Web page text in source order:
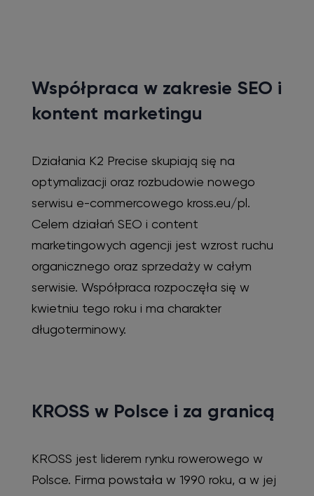
Współpraca w zakresie SEO i
kontent marketingu
Działania K2 Precise skupiają się na
optymalizacji oraz rozbudowie nowego
serwisu e-commercowego kross.eu/pl.
Celem działań SEO i content
marketingowych agencji jest wzrost ruchu
organicznego oraz sprzedaży w całym
serwisie. Współpraca rozpoczęła się w
kwietniu tego roku i ma charakter
długoterminowy.
KROSS w Polsce i za granicą
KROSS jest liderem rynku rowerowego w
Polsce. Firma powstała w 1990 roku, a w jej